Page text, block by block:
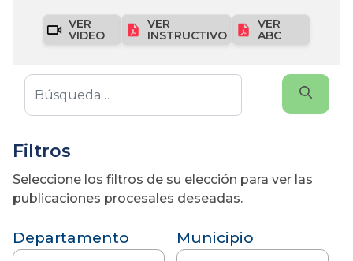
VER
VIDEO
VER
INSTRUCTIVO
VER
ABC
Filtros
Seleccione los filtros de su elección para ver las
publicaciones procesales deseadas.
Departamento Municipio